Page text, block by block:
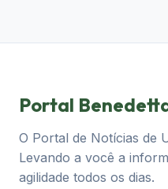
Portal
O Portal de Notícias de
Levando a você a
agilidade todos os dias.